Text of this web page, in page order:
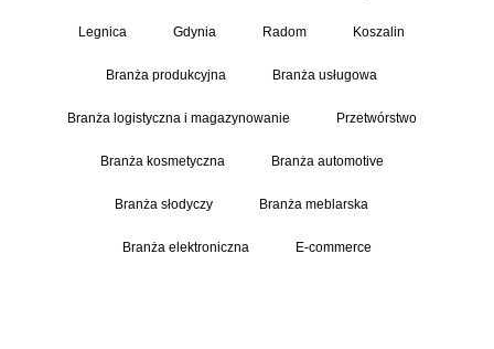
Legnica Gdynia Radom Koszalin
Branża produkcyjna Branża usługowa
Branża logistyczna i magazynowanie Przetwórstwo
Branża kosmetyczna Branża automotive
Branża słodyczy Branża meblarska
Branża elektroniczna E-commerce